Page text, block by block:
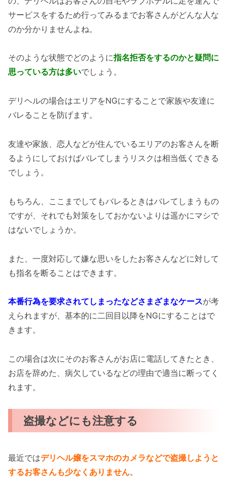
サービスをするため行ってみるまでお客さんがどんな人な
のか分かりませんよね。
そのような状態でどのように指名拒否をするのかと疑問に
思っている方は多いでしょう。
デリヘルの場合はエリアをNGにすることで家族や友達に
バレることを防げます。
友達や家族、恋人などが住んでいるエリアのお客さんを断
るようにしておけばバレてしまうリスクは相当低くできる
でしょう。
もちろん、ここまでしてもバレるときはバレてしまうもの
ですが、それでも対策をしておかないよりは遥かにマシで
はないでしょうか。
また、一度対応して嫌な思いをしたお客さんなどに対して
も指名を断ることはできます。
本番行為を要求されてしまったなどさまざまなケースが考
えられますが、基本的に二回目以降をNGにすることはで
きます。
この場合は次にそのお客さんがお店に電話してきたとき、
お店を辞めた、病欠しているなどの理由で適当に断ってく
れます。
盗撮などにも注意する
最近ではデリヘル嬢をスマホのカメラなどで盗撮しようと
するお客さんも少なくありません。